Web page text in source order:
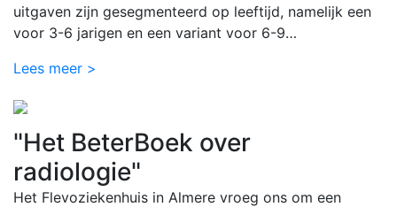
uitgaven zijn gesegmenteerd op leeftijd, namelijk een
voor 3-6 jarigen en een variant voor 6-9…
Lees meer >
"Het BeterBoek over
radiologie"
Het Flevoziekenhuis in Almere vroeg ons om een